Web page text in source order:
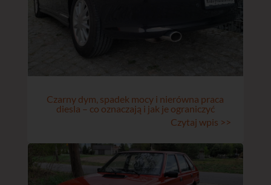
Czarny dym, spadek mocy i nierówna praca
diesla – co oznaczają i jak je ograniczyć
Czytaj wpis >>